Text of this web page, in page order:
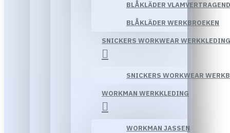
BLÅKLÄDER
BLÅKLÄDER WERKBROEKEN
SNICKERS WORKWEAR WERKKLEDING
SNICKERS WORKWEAR
WORKMAN WERKKLEDING
WORKMAN JASSEN